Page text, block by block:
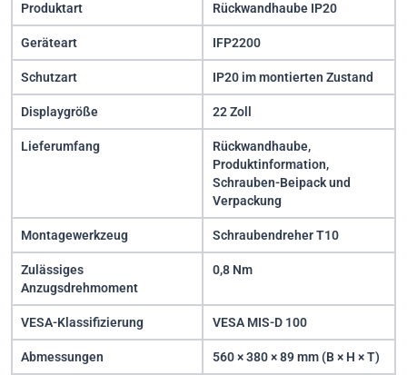
Produktart Rückwandhaube IP20
Geräteart IFP2200
Schutzart IP20 im montierten Zustand
Displaygröße 22 Zoll
Lieferumfang
Rückwandhaube,
Produktinformation,
Schrauben-Beipack und
Verpackung
Montagewerkzeug Schraubendreher T10
Zulässiges
Anzugsdrehmoment
0,8 Nm
VESA-Klassifizierung VESA MIS-D 100
Abmessungen 560 × 380 × 89 mm (B × H × T)